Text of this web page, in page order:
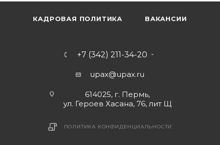
КАДРОВАЯ ПОЛИТИКА ВАКАНСИИ
+7 (342) 211-34-20
upax@upax.ru
614025, г. Пермь,
ул. Героев Хасана, 76, лит Щ
ПОЛИТИКА КОНФИДЕНЦИАЛЬНОСТИ